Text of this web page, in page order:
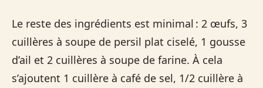
Le reste des ingrédients est minimal : 2 œufs, 3
cuillères à soupe de persil plat ciselé, 1 gousse
d’ail et 2 cuillères à soupe de farine. À cela
s’ajoutent 1 cuillère à café de sel, 1/2 cuillère à